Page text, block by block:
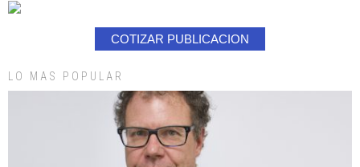
COTIZAR PUBLICACION
LO MAS POPULAR